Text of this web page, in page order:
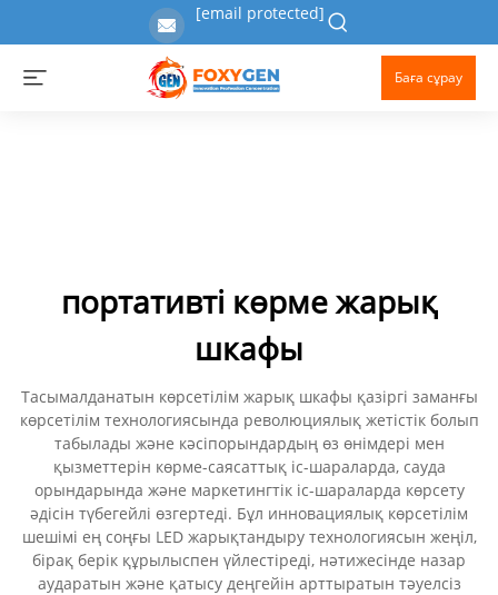
[email protected]
Баға сұрау
портативті көрме жарық
шкафы
Тасымалданатын көрсетілім жарық шкафы қазіргі заманғы
көрсетілім технологиясында революциялық жетістік болып
табылады және кәсіпорындардың өз өнімдері мен
қызметтерін көрме-саясаттық іс-шараларда, сауда
орындарында және маркетингтік іс-шараларда көрсету
әдісін түбегейлі өзгертеді. Бұл инновациялық көрсетілім
шешімі ең соңғы LED жарықтандыру технологиясын жеңіл,
бірақ берік құрылыспен үйлестіреді, нәтижесінде назар
аударатын және қатысу деңгейін арттыратын тәуелсіз